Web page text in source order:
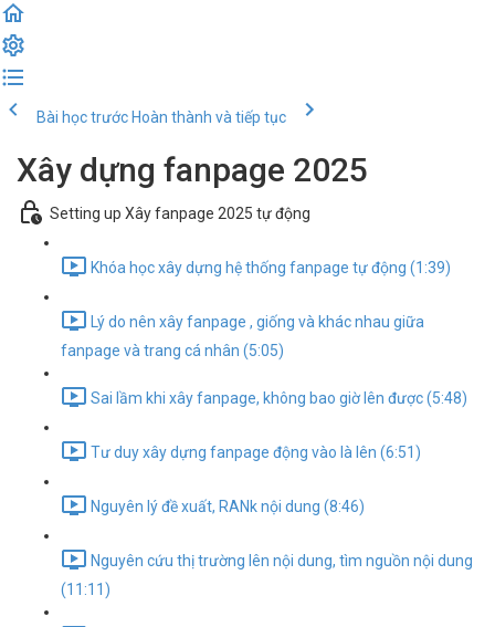
Bài học trước Hoàn thành và tiếp tục
Xây dựng fanpage 2025
Setting up Xây fanpage 2025 tự động
Khóa học xây dựng hệ thống fanpage tự động (1:39)
Lý do nên xây fanpage , giống và khác nhau giữa
fanpage và trang cá nhân (5:05)
Sai lầm khi xây fanpage, không bao giờ lên được (5:48)
Tư duy xây dựng fanpage động vào là lên (6:51)
Nguyên lý đề xuất, RANk nội dung (8:46)
Nguyên cứu thị trường lên nội dung, tìm nguồn nội dung
(11:11)